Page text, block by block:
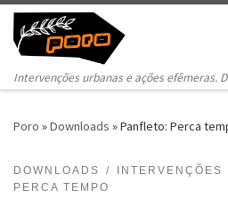
Pular para o conteúdo
Intervenções urbanas e ações efêmeras.
Poro »Downloads »Panfleto: Perca
DOWNLOADS INTERVENÇÕES
PERCA TEMPO